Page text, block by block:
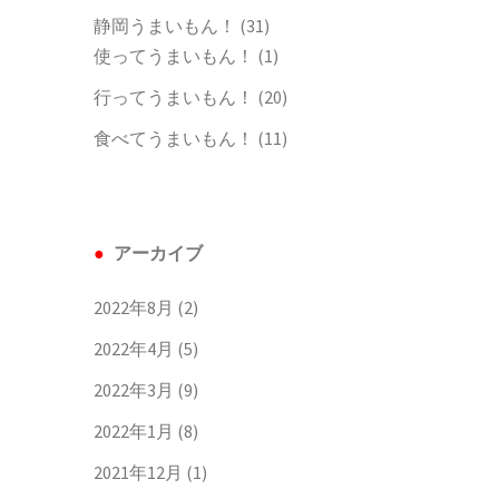
静岡うまいもん！ (31)
使ってうまいもん！ (1)
行ってうまいもん！ (20)
食べてうまいもん！ (11)
アーカイブ
2022年8月 (2)
2022年4月 (5)
2022年3月 (9)
2022年1月 (8)
2021年12月 (1)